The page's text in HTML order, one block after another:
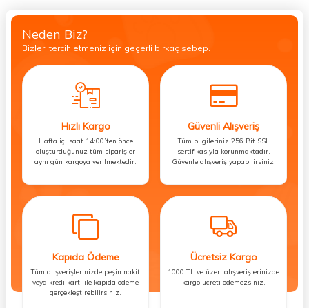
Neden Biz?
Bizleri tercih etmeniz için geçerli birkaç sebep.
Hızlı Kargo
Hafta içi saat 14:00’ten önce
oluşturduğunuz tüm siparişler
aynı gün kargoya verilmektedir.
Güvenli Alışveriş
Tüm bilgileriniz 256 Bit SSL
sertifikasıyla korunmaktadır.
Güvenle alışveriş yapabilirsiniz.
Kapıda Ödeme
Tüm alışverişlerinizde peşin nakit
veya kredi kartı ile kapıda ödeme
gerçekleştirebilirsiniz.
Ücretsiz Kargo
1000 TL ve üzeri alışverişlerinizde
kargo ücreti ödemezsiniz.